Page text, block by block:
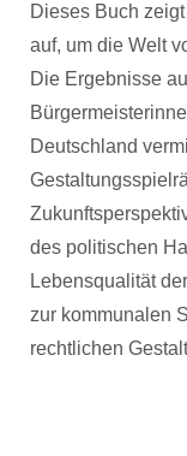
Dieses Buch
auf, um die Welt
Die Ergebnisse
Deutschland
des politischen
Lebensqualität
zur kommunalen
rechtlichen